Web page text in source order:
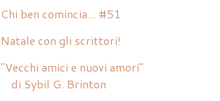
Chi ben comincia... #51
Natale con gli scrittori!
"Vecchi amici e nuovi amori"
di Sybil G. Brinton